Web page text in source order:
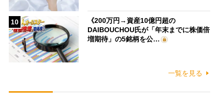
10
《200万円→資産10億円超の
DAIBOUCHOU氏が「年末までに株価倍
増期待」の5銘柄を公…
一覧を見る